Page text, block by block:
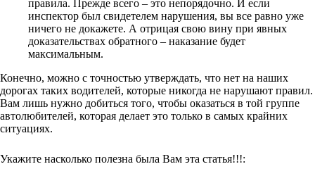
правила. Прежде всего – это непорядочно. И если
инспектор был свидетелем нарушения, вы все равно уже
ничего не докажете. А отрицая свою вину при явных
доказательствах обратного – наказание будет
максимальным.
Конечно, можно с точностью утверждать, что нет на наших
дорогах таких водителей, которые никогда не нарушают правил.
Вам лишь нужно добиться того, чтобы оказаться в той группе
автолюбителей, которая делает это только в самых крайних
ситуациях.
Укажите насколько полезна была Вам эта статья!!!: